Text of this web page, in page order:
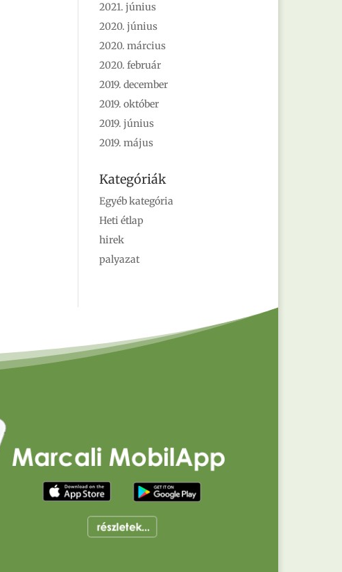
2021. június
2020. június
2020. március
2020. február
2019. december
2019. október
2019. június
2019. május
Kategóriák
Egyéb kategória
Heti étlap
hirek
palyazat